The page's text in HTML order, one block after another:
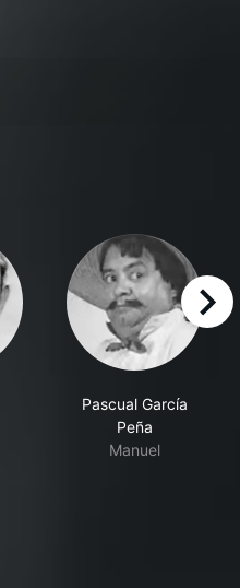
Pascual García
Peña
Manuel
right